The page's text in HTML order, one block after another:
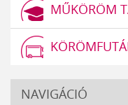
MŰKÖRÖM
Crystal
NAVIGÁCIÓ